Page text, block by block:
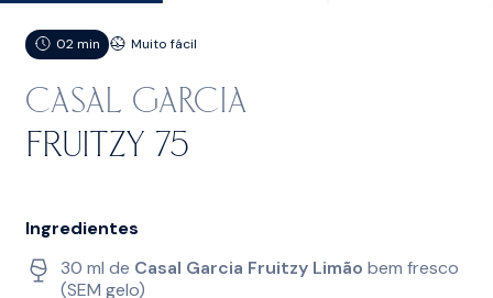
02 min Muito fácil
CASAL GARCIA
fruitzy 75
Ingredientes
30 ml de Casal Garcia Fruitzy Limão bem fresco
(SEM gelo)